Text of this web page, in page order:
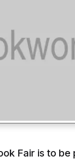
Fair is to